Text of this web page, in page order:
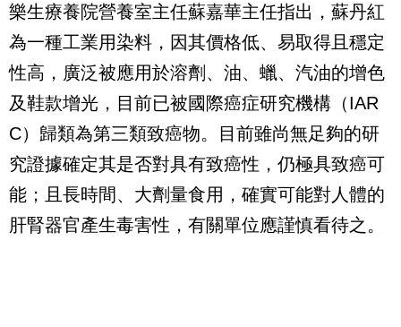
樂生療養院營養室主任蘇嘉華主任指出，蘇丹紅
為一種工業用染料，因其價格低、易取得且穩定
性高，廣泛被應用於溶劑、油、蠟、汽油的增色
及鞋款增光，目前已被國際癌症研究機構（IAR
C）歸類為第三類致癌物。目前雖尚無足夠的研
究證據確定其是否對具有致癌性，仍極具致癌可
能；且長時間、大劑量食用，確實可能對人體的
肝腎器官產生毒害性，有關單位應謹慎看待之。